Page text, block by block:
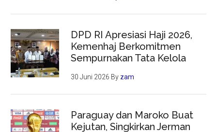
DPD RI Apresiasi Haji 2026,
Kemenhaj Berkomitmen
Sempurnakan Tata Kelola
30 Juni 2026 By zam
Paraguay dan Maroko Buat
Kejutan, Singkirkan Jerman